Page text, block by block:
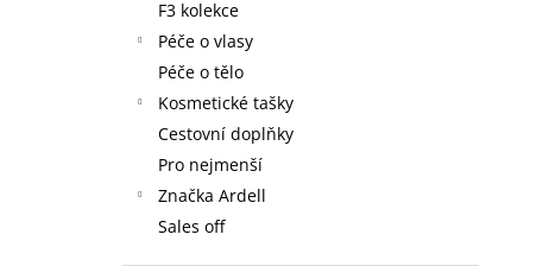
F3 kolekce
Péče o vlasy
Péče o tělo
Kosmetické tašky
Cestovní doplňky
Pro nejmenší
Značka Ardell
Sales off